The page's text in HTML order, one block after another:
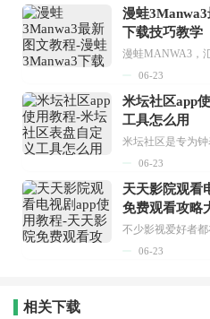
漫蛙
下载技巧教学
06-23
米坛社区app
工具怎么用
06-23
天天影院观看
免费观看攻略
06-23
相关下载